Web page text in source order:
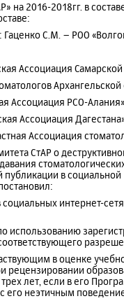
на 2016-2018гг. в
Гаценко С.М. – РОО
Ассоциация
Архангельской
Ассоциация РСО-
Ассоциация
Ассоциация
СтАР о
в социальной
социальных интернет-
использованию
в оценке
рецензировании
лет, если в его
его неэтичным